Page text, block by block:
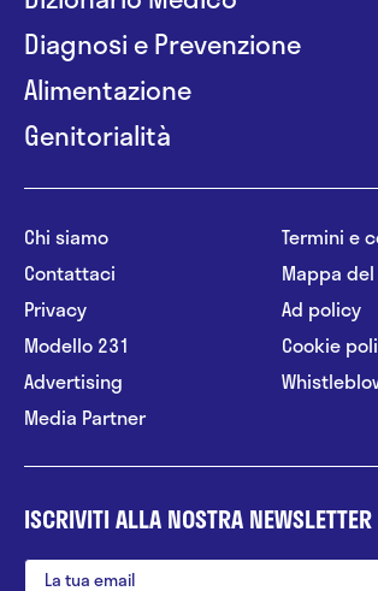
Diagnosi e Prevenzione
Alimentazione
Genitorialità
Chi siamo
Contattaci
Privacy
Modello 231
Advertising
Media Partner
Termini e
Mappa
Ad policy
Cookie
ISCRIVITI ALLA NOSTRA NEWSLETTER